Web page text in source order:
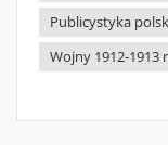
Publicystyka
Wojny 1912-1913